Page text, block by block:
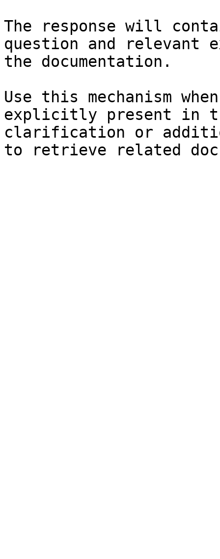
The response will
question and relevant
the documentation.
Use this mechanism
explicitly present in
clarification or